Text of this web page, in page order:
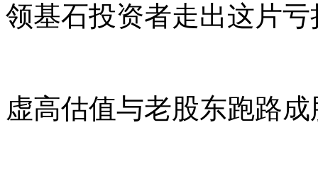
领基石投资者走出这片亏
虚高估值与老股东跑路